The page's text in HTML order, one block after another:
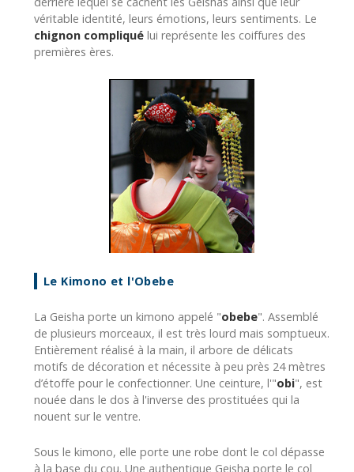
véritable identité, leurs émotions, leurs sentiments. Le
chignon compliqué lui représente les coiffures des
premières ères.
Le Kimono et l'Obebe
La Geisha porte un kimono appelé "obebe". Assemblé
de plusieurs morceaux, il est très lourd mais somptueux.
Entièrement réalisé à la main, il arbore de délicats
motifs de décoration et nécessite à peu près 24 mètres
d’étoffe pour le confectionner. Une ceinture, l'"obi", est
nouée dans le dos à l'inverse des prostituées qui la
nouent sur le ventre.
Sous le kimono, elle porte une robe dont le col dépasse
à la base du cou. Une authentique Geisha porte le col